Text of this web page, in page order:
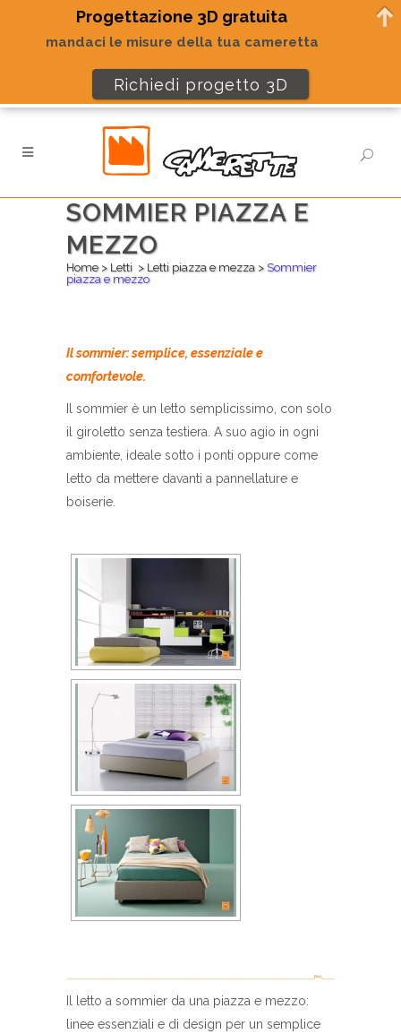
SOMMIER PIAZZA E
MEZZO
Home> Letti > Letti piazza e mezza > Sommier
piazza e mezzo
Il sommier: semplice, essenziale e
comfortevole.
Il sommier è un letto semplicissimo, con solo
il giroletto senza testiera. A suo agio in ogni
ambiente, ideale sotto i ponti oppure come
letto da mettere davanti a pannellature e
boiserie.
Il letto a sommier da una piazza e mezzo:
linee essenziali e di design per un semplice
Progettazione 3D gratuita
mandaci le misure della tua cameretta
Richiedi progetto 3D